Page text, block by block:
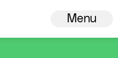
Menu